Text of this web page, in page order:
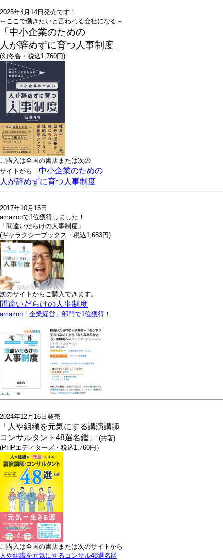
2025年4月14日発売です！
～ここで働きたいと言われる会社になる～
「中小企業のための
人が辞めずに育つ人事制度」
(幻冬舎・税込1,760円)
ご購入は全国の書店または次の
サイトから 中小企業のための
人が辞めずに育つ人事制度
2017年10月15日
amazonで1位獲得しました！
「間違いだらけの人事制度」
(ギャラクシーブックス・税込1,683円)
次のサイトからご購入できます。
間違いだらけの人事制度
amazon「企業経営」部門で1位獲得！
2024年12月16日発売
「人や組織を元気にする講演講師
コンサルタント48選名鑑」 (共著)
(PHPエディターズ・税込1,760円）
ご購入は全国の書店または次のサイトから
人や組織を元気にするコンサル48選名鑑